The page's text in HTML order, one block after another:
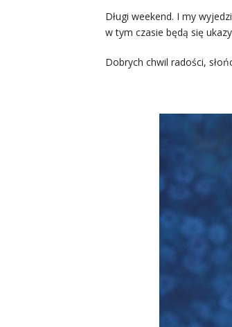
Długi weekend. I my
w tym czasie będą się
Dobrych chwil radości,